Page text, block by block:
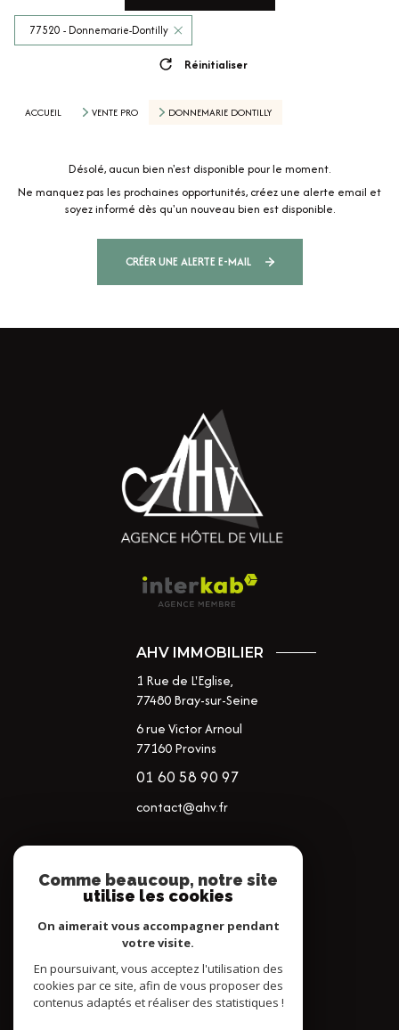
77520 - Donnemarie-Dontilly
Réinitialiser
ACCUEIL VENTE PRO DONNEMARIE DONTILLY
Désolé, aucun bien n'est disponible pour le moment.
Ne manquez pas les prochaines opportunités, créez une alerte email et
soyez informé dès qu'un nouveau bien est disponible.
CRÉER UNE ALERTE E-MAIL
AHV IMMOBILIER
1 Rue de L'Eglise,
77480Bray-sur-Seine
6 rue Victor Arnoul
77160 Provins
01 60 58 90 97
contact@ahv.fr
NOS RÉSEAUX
NOUS SUIVRE
Comme beaucoup, notre site
utilise les cookies
On aimerait vous accompagner pendant
votre visite.
En poursuivant, vous acceptez l'utilisation des
cookies par ce site, afin de vous proposer des
contenus adaptés et réaliser des statistiques !